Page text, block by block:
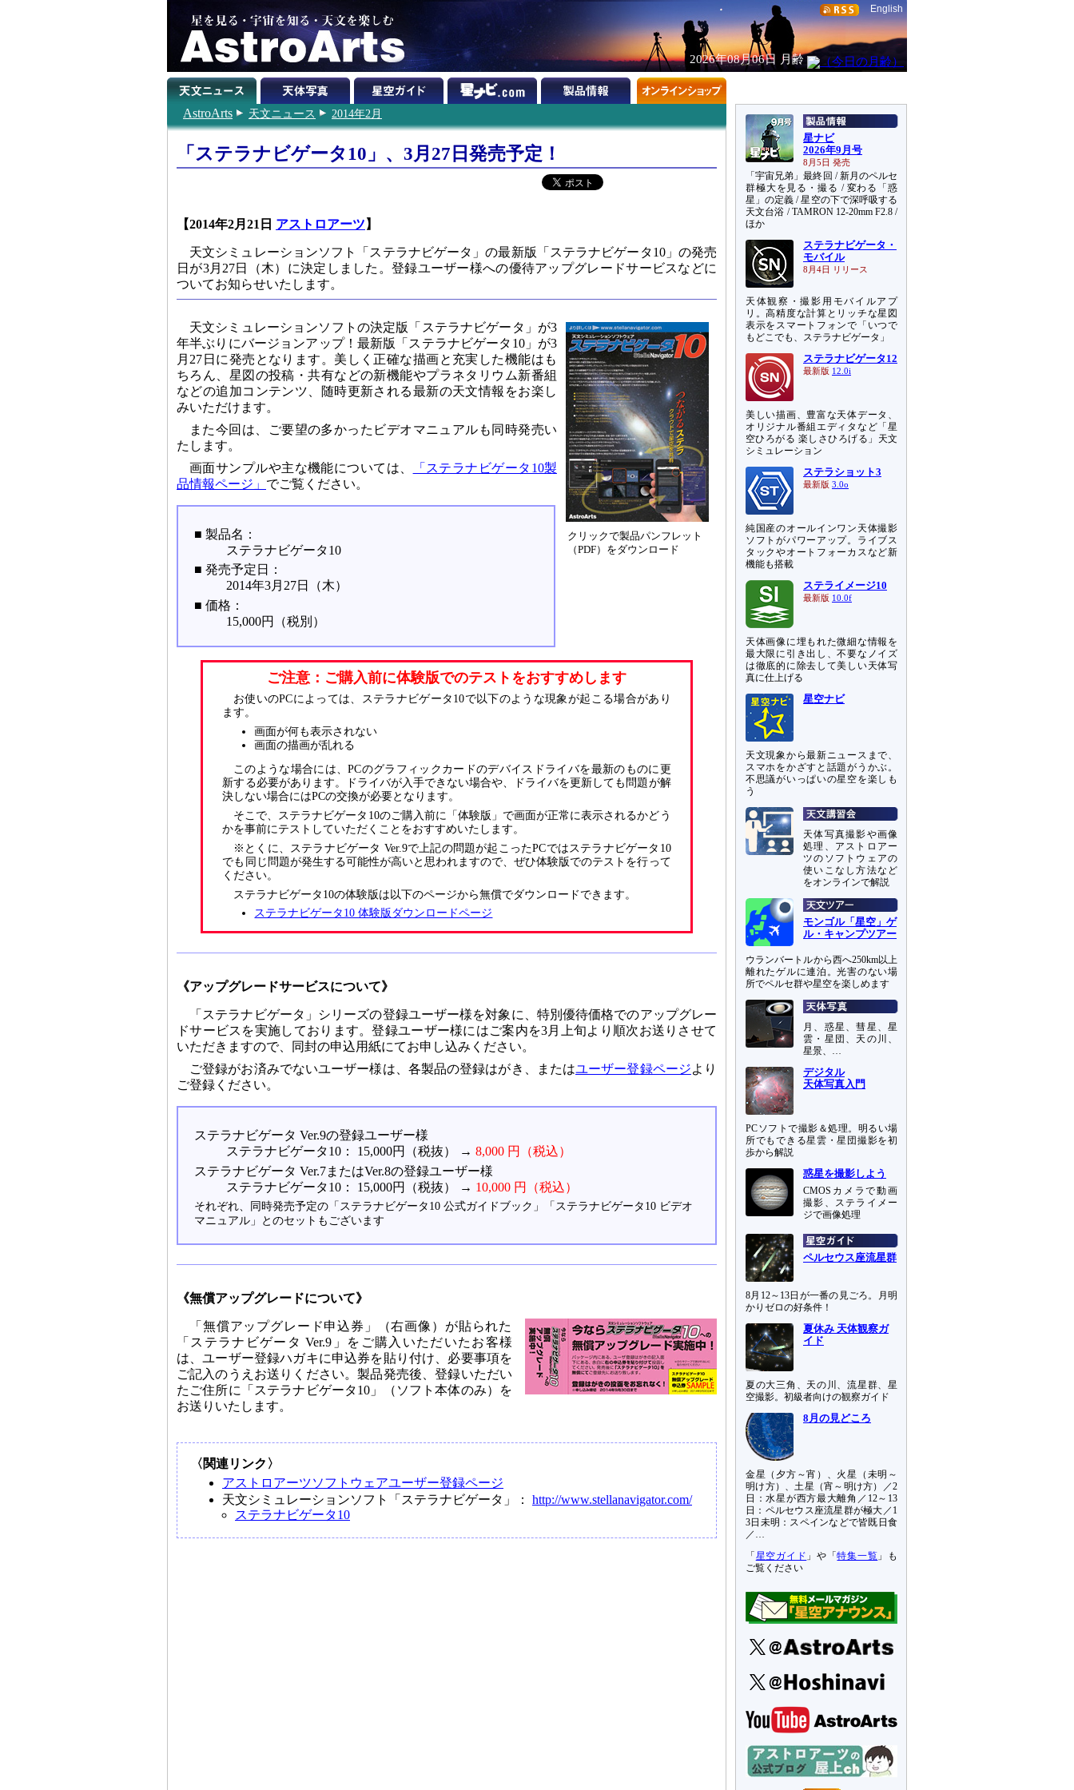
English
2026年08月06日 月齢
AstroArts 天文ニュース 2014年2月
「ステラナビゲータ10」、3月27日発売予定！
【2014年2月21日 アストロアーツ 】
天文シミュレーションソフト「ステラナビゲータ」の最新版「ステラナビゲータ10」の発売
日が3月27日（木）に決定しました。登録ユーザー様への優待アップグレードサービスなどに
ついてお知らせいたします。
クリックで製品パンフレット
（PDF）をダウンロード
天文シミュレーションソフトの決定版「ステラナビゲータ」が3
年半ぶりにバージョンアップ！最新版「ステラナビゲータ10」が3
月27日に発売となります。美しく正確な描画と充実した機能はも
ちろん、星図の投稿・共有などの新機能やプラネタリウム新番組
などの追加コンテンツ、随時更新される最新の天文情報をお楽し
みいただけます。
また今回は、ご要望の多かったビデオマニュアルも同時発売い
たします。
画面サンプルや主な機能については、
「ステラナビゲータ10製
品情報ページ」 でご覧ください。
■ 製品名：
ステラナビゲータ10
■ 発売予定日：
2014年3月27日（木）
■ 価格：
15,000円（税別）
ご注意：ご購入前に体験版でのテストをおすすめします
お使いのPCによっては、ステラナビゲータ10で以下のような現象が起こる場合があり
ます。
画面が何も表示されない
画面の描画が乱れる
このような場合には、PCのグラフィックカードのデバイスドライバを最新のものに更
新する必要があります。ドライバが入手できない場合や、ドライバを更新しても問題が解
決しない場合にはPCの交換が必要となります。
そこで、ステラナビゲータ10のご購入前に「体験版」で画面が正常に表示されるかどう
かを事前にテストしていただくことをおすすめいたします。
※とくに、ステラナビゲータ Ver.9で上記の問題が起こったPCではステラナビゲータ10
でも同じ問題が発生する可能性が高いと思われますので、ぜひ体験版でのテストを行って
ください。
ステラナビゲータ10の体験版は以下のページから無償でダウンロードできます。
ステラナビゲータ10 体験版ダウンロードページ
《アップグレードサービスについて》
「ステラナビゲータ」シリーズの登録ユーザー様を対象に、特別優待価格でのアップグレー
ドサービスを実施しております。登録ユーザー様にはご案内を3月上旬より順次お送りさせて
いただきますので、同封の申込用紙にてお申し込みください。
ご登録がお済みでないユーザー様は、各製品の登録はがき、またはユーザー登録ページより
ご登録ください。
ステラナビゲータ Ver.9の登録ユーザー様
ステラナビゲータ10： 15,000円（税抜） → 8,000 円（税込）
ステラナビゲータ Ver.7またはVer.8の登録ユーザー様
ステラナビゲータ10： 15,000円（税抜） → 10,000 円（税込）
それぞれ、同時発売予定の「ステラナビゲータ10 公式ガイドブック」「ステラナビゲータ10 ビデオ
マニュアル」とのセットもございます
《無償アップグレードについて》
「無償アップグレード申込券」（右画像）が貼られた
「ステラナビゲータ Ver.9」をご購入いただいたお客様
は、ユーザー登録ハガキに申込券を貼り付け、必要事項を
ご記入のうえお送りください。製品発売後、登録いただい
たご住所に「ステラナビゲータ10」（ソフト本体のみ）を
お送りいたします。
〈関連リンク〉
アストロアーツソフトウェアユーザー登録ページ
天文シミュレーションソフト「ステラナビゲータ」： http://www.stellanavigator.com/
ステラナビゲータ10
星ナビ
2026年9月号
8月5日 発売
「宇宙兄弟」最終回 / 新月のペルセ
群極大を見る・撮る / 変わる「惑
星」の定義 / 星空の下で深呼吸する
天文台浴 / TAMRON 12-20mm F2.8 /
ほか
ステラナビゲータ・
モバイル
8月4日 リリース
天体観察・撮影用モバイルアプ
リ。高精度な計算とリッチな星図
表示をスマートフォンで「いつで
もどこでも、ステラナビゲータ」
ステラナビゲータ12
最新版 12.0i
美しい描画、豊富な天体データ、
オリジナル番組エディタなど「星
空ひろがる 楽しさひろげる」天文
シミュレーション
ステラショット3
最新版 3.0o
純国産のオールインワン天体撮影
ソフトがパワーアップ。ライブス
タックやオートフォーカスなど新
機能も搭載
ステライメージ10
最新版 10.0f
天体画像に埋もれた微細な情報を
最大限に引き出し、不要なノイズ
は徹底的に除去して美しい天体写
真に仕上げる
星空ナビ
天文現象から最新ニュースまで、
スマホをかざすと話題がうかぶ。
不思議がいっぱいの星空を楽しも
う
天体写真撮影や画像
処理、アストロアー
ツのソフトウェアの
使いこなし方法など
をオンラインで解説
モンゴル「星空」ゲ
ル・キャンプツアー
ウランバートルから西へ250km以上
離れたゲルに連泊。光害のない場
所でペルセ群や星空を楽しめます
月、惑星、彗星、星
雲・星団、天の川、
星景、…
デジタル
天体写真入門
PCソフトで撮影＆処理。明るい場
所でもできる星雲・星団撮影を初
歩から解説
惑星を撮影しよう
CMOSカメラで動画
撮影、ステライメー
ジで画像処理
ペルセウス座流星群
8月12～13日が一番の見ごろ。月明
かりゼロの好条件！
夏休み 天体観察ガ
イド
夏の大三角、天の川、流星群、星
空撮影。初級者向けの観察ガイド
8月の見どころ
金星（夕方～宵）、火星（未明～
明け方）、土星（宵～明け方）／2
日：水星が西方最大離角／12～13
日：ペルセウス座流星群が極大／1
3日未明：スペインなどで皆既日食
／…
「 星空ガイド 」や「特集一覧 」も
ご覧ください